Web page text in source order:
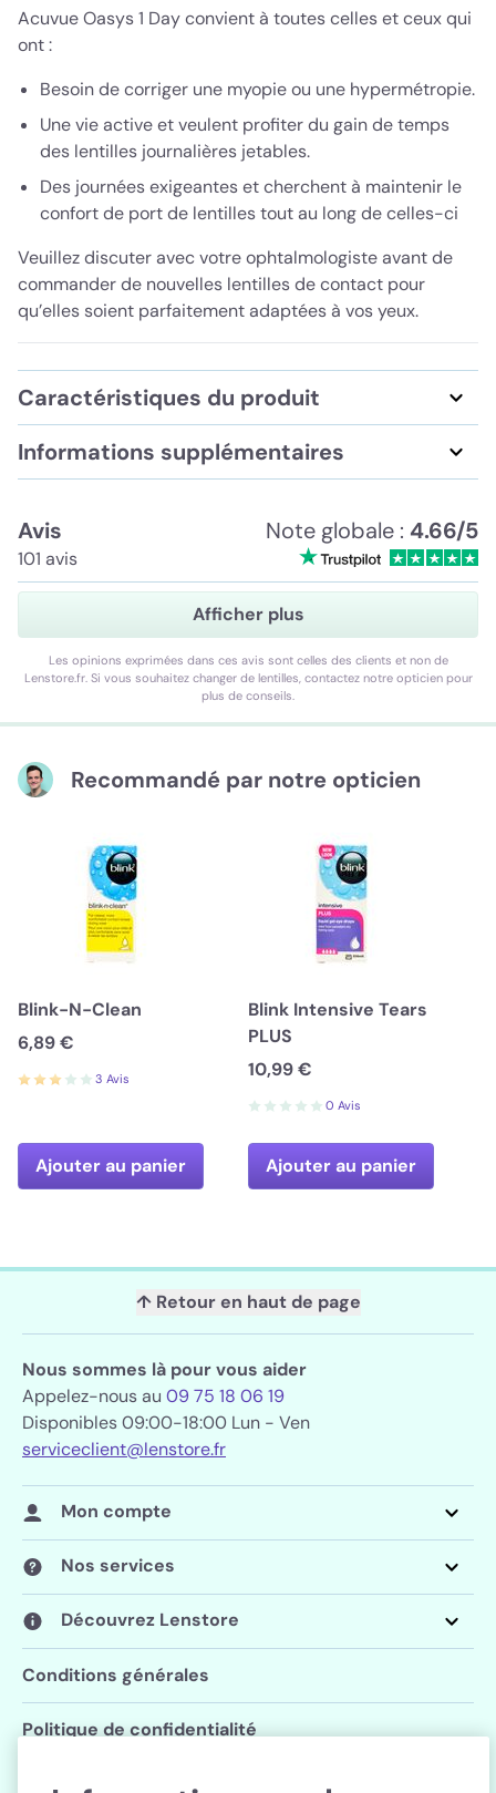
Acuvue Oasys 1 Day convient à toutes celles et ceux qui
ont :
Besoin de corriger une myopie ou une hypermétropie.
Une vie active et veulent profiter du gain de temps
des lentilles journalières jetables.
Des journées exigeantes et cherchent à maintenir le
confort de port de lentilles tout au long de celles-ci
Veuillez discuter avec votre ophtalmologiste avant de
commander de nouvelles lentilles de contact pour
qu’elles soient parfaitement adaptées à vos yeux.
Caractéristiques du produit
Informations supplémentaires
Avis
101 avis
Note globale : 4.66/5
Afficher plus
Les opinions exprimées dans ces avis sont celles des clients et non de
Lenstore.fr. Si vous souhaitez changer de lentilles, contactez notre opticien pour
plus de conseils.
Recommandé par notre opticien
Blink-N-Clean
6,89 €
3 Avis
Ajouter au panier
Blink Intensive Tears
PLUS
10,99 €
0 Avis
Ajouter au panier
↑ Retour en haut de page
Nous sommes là pour vous aider
Appelez-nous au 09 75 18 06 19
Disponibles 09:00-18:00 Lun - Ven
serviceclient@lenstore.fr
Mon compte
Nos services
Découvrez Lenstore
Conditions générales
Politique de confidentialité
Paramètres des cookies